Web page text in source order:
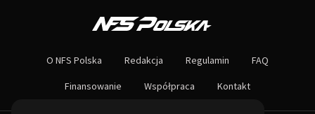
Największa społeczność Need for Speed w Polsce! Znajdziesz u nas
Nie czekaj dłużej - wstąp do naszej społeczności! Czekamy na ciebie!
O NFS Polska Redakcja Regulamin FAQ
Finansowanie Współpraca Kontakt